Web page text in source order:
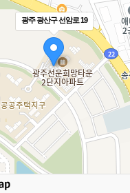
광주 광산구 선암로 19